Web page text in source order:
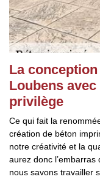
La
Loubens
privilège
Ce qui fait la
création de béton
notre créativité et la
aurez donc
nous savons travailler